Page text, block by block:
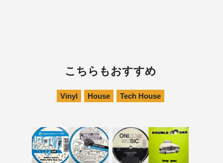
こちらもおすすめ
Vinyl House Tech House